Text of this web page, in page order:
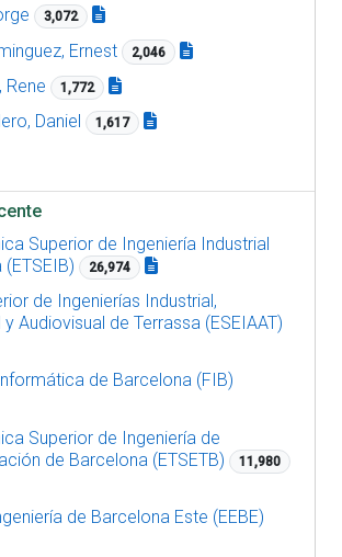
3,072
Ernest 2,046
Rene 1,772
Daniel 1,617
Superior de Ingeniería Industrial
26,974
de Ingenierías Industrial,
Audiovisual de Terrassa (ESEIAAT)
de Barcelona (FIB)
Superior de Ingeniería de
de Barcelona (ETSETB)
11,980
de Barcelona Este (EEBE)